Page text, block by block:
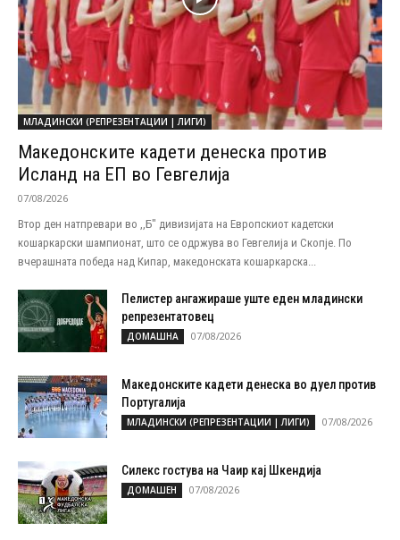
МЛАДИНСКИ (РЕПРЕЗЕНТАЦИИ | ЛИГИ)
Македонските кадети денеска против
Исланд на ЕП во Гевгелија
07/08/2026
Втор ден натпревари во ,,Б" дивизијата на Европскиот кадетски
кошаркарски шампионат, што се одржува во Гевгелија и Скопје. По
вчерашната победа над Кипар, македонската кошаркарска...
Пелистер ангажираше уште еден младински
репрезентатовец
ДОМАШНА 07/08/2026
Македонските кадети денеска во дуел против
Португалија
МЛАДИНСКИ (РЕПРЕЗЕНТАЦИИ | ЛИГИ) 07/08/2026
Силекс гостува на Чаир кај Шкендија
ДОМАШЕН 07/08/2026